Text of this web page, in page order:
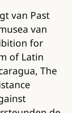
van Past
van
for
of Latin
The